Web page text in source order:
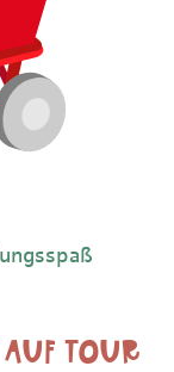
AUF TOUR